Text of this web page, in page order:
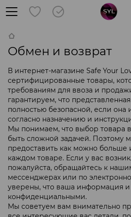
Обмен и возврат
В интернет-магазине Safe Your
сертифицированные товары,
требованиям для ввоза и
гарантируем, что
полностью безопасной, если она
согласно назначению и
Мы понимаем, что выбор товара
быть сложной задачей. Поэтому
предоставить как можно
каждом товаре. Если у вас
пожалуйста, обращайтесь к
мессенджерах или по
уверены, что ваша информация
конфиденциальными.
Мы советуем вам внимательно